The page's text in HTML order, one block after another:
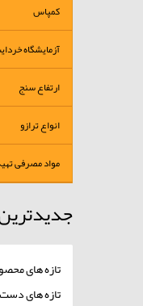
کمپاس
آزمایشگاه
ارتفاع سنج
انواع ترازو
مواد مصرفی
تازه های
تازه های